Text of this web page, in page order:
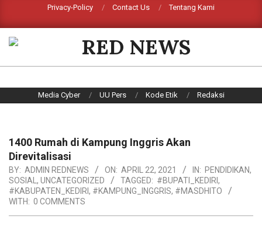
content
Privacy-Policy Contact Us
Tentang Kami
RED
NEWS
Media Cyber UU Pers Kode Etik Redaksi
1400 Rumah di Kampung Inggris Akan
Direvitalisasi
BY: ADMIN REDNEWS ON: APRIL 22, 2021 IN: PENDIDIKAN,
SOSIAL , UNCATEGORIZED TAGGED: #BUPATI_KEDIRI ,
#KABUPATEN_KEDIRI , #KAMPUNG_INGGRIS, #MASDHITO
WITH: 0 COMMENTS